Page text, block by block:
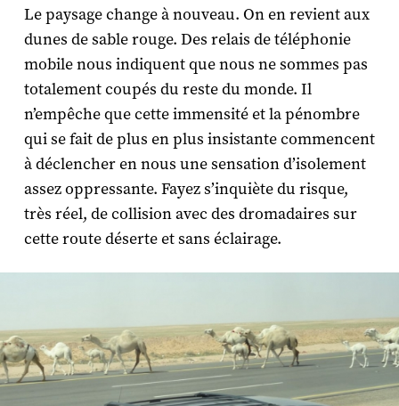
Le paysage change à nouveau. On en revient aux
dunes de sable rouge. Des relais de téléphonie
mobile nous indiquent que nous ne sommes pas
totalement coupés du reste du monde. Il
n’empêche que cette immensité et la pénombre
qui se fait de plus en plus insistante commencent
à déclencher en nous une sensation d’isolement
assez oppressante. Fayez s’inquiète du risque,
très réel, de collision avec des dromadaires sur
cette route déserte et sans éclairage.